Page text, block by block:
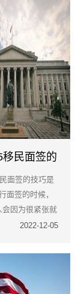
的炎热.
移民面签的
么?
面签的技巧是
面签的时候，
会因为很紧张就
话的口语不清楚
民官产生错的，
所隐瞒从而会
以在面签的时
2022-12-05